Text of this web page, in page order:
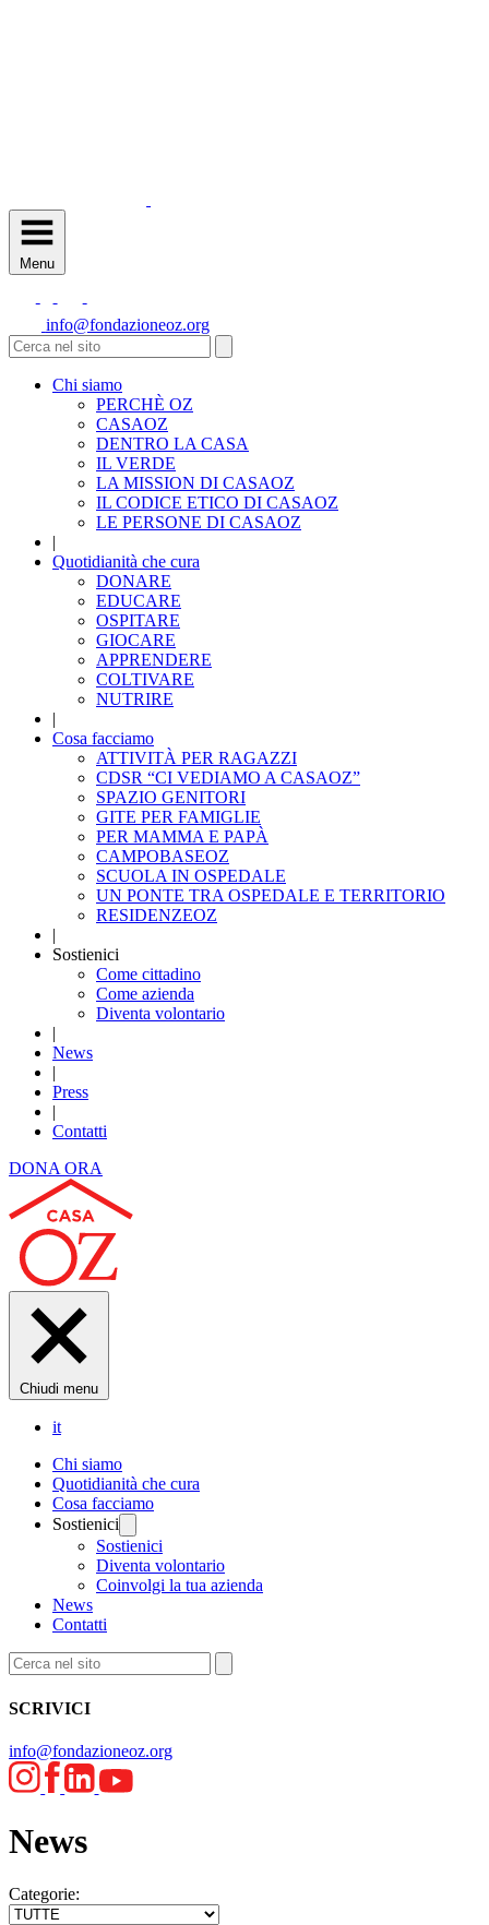
Menu
info@fondazioneoz.org
Chi siamo
PERCHÈ OZ
CASAOZ
DENTRO LA CASA
IL VERDE
LA MISSION DI CASAOZ
IL CODICE ETICO DI CASAOZ
LE PERSONE DI CASAOZ
|
Quotidianità che cura
DONARE
EDUCARE
OSPITARE
GIOCARE
APPRENDERE
COLTIVARE
NUTRIRE
|
Cosa facciamo
ATTIVITÀ PER RAGAZZI
CDSR “CI VEDIAMO A CASAOZ”
SPAZIO GENITORI
GITE PER FAMIGLIE
PER MAMMA E PAPÀ
CAMPOBASEOZ
SCUOLA IN OSPEDALE
UN PONTE TRA OSPEDALE E TERRITORIO
RESIDENZEOZ
|
Sostienici
Come cittadino
Come azienda
Diventa volontario
|
News
|
Press
|
Contatti
DONA ORA
Chiudi menu
it
Chi siamo
Quotidianità che cura
Cosa facciamo
Sostienici
Sostienici
Diventa volontario
Coinvolgi la tua azienda
News
Contatti
SCRIVICI
info@fondazioneoz.org
News
Categorie: